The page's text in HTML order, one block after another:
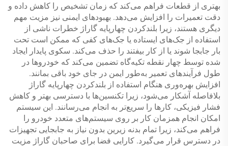
بهتری از قطعات فراهم می‌کند که زمان تشخیص را کاهش داده و
دقت تعمیرات را افزایش می‌دهد. بهبودهای ایمنی نیز مزیت مهم
دیگری هستند، زیرا بلندکردن چهارپایه گاراژ خطرات ناشی از
استفاده از جک‌های ایستاده یا جک‌های کفی که ممکن است تحت
بار جابجا شوند یا از کار بیفتند را حذف می‌کند. سکوی پایدار ایجاد
شده توسط چهار نقطه تکیه‌گاه تضمین می‌کند که خودروها در
طول فرآیندهای تعمیر به‌طور ایمن در جای خود باقی بمانند.
افزایش بهره‌وری هنگام استفاده از بلندکردن چهارپایه گاراژ
بلافاصله آشکار می‌شود، زیرا تکنسین‌ها با دسترسی بهتر و کاهش
فشار فیزیکی، کارها را سریع‌تر به انجام می‌رسانند. این سیستم
امکان انجام همزمان کار بر روی سیستم‌های متعدد خودرو را
فراهم می‌کند، زیرا تمام بدنه زیرین بدون نیاز به جابجایی تجهیزات
در دسترس قرار می‌گیرد. کارایی فضا برای صاحبان گاراژ مزیت